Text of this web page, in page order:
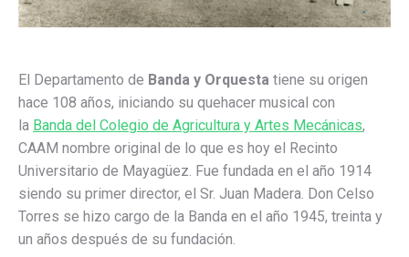
El Departamento de Banda y Orquesta tiene su origen
hace 108 años, iniciando su quehacer musical con
la Banda del Colegio de Agricultura y Artes Mecánicas,
CAAM nombre original de lo que es hoy el Recinto
Universitario de Mayagüez. Fue fundada en el año 1914
siendo su primer director, el Sr. Juan Madera. Don Celso
Torres se hizo cargo de la Banda en el año 1945, treinta y
un años después de su fundación.